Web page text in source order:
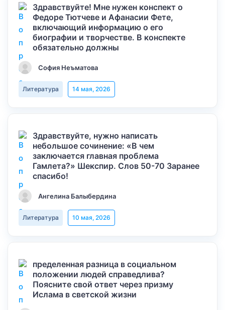
Здравствуйте! Мне нужен конспект о
Федоре Тютчеве и Афанасии Фете,
включающий информацию о его
биографии и творчестве. В конспекте
обязательно должны
София Неъматова
Литература 14 мая, 2026
Здравствуйте, нужно написать
небольшое сочинение: «В чем
заключается главная проблема
Гамлета?» Шекспир. Слов 50-70 Заранее
спасибо!
Ангелина Балыбердина
Литература 10 мая, 2026
пределенная разница в социальном
положении людей справедлива?
Поясните свой ответ через призму
Ислама в светской жизни